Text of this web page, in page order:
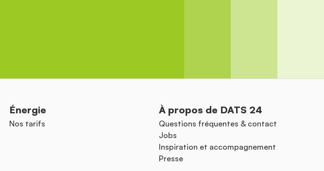
Énergie
Nos tarifs
À propos de DATS 24
Questions fréquentes & contact
Jobs
Inspiration et accompagnement
Presse